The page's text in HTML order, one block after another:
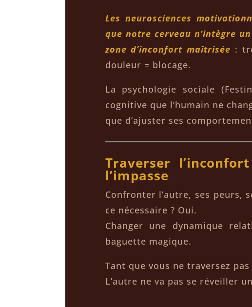
Les neurosciences
que notre cerveau n’intègre
zone d’inconfort maîtrisée :
douleur = blocage.
La psychologie sociale
cognitive que l’humain ne
que d’ajuster ses
Traverser
l’impasse
Confronter l’autre, ses peurs,
ce nécessaire ? Oui.
Changer une dynamique
baguette magique.
Tant que vous ne traversez
L’autre ne va pas se réveiller